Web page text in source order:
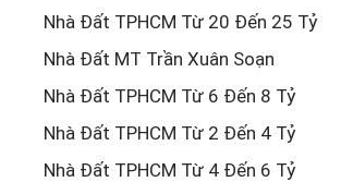
Nhà Đất TPHCM Từ 20 Đến 25 Tỷ
Nhà Đất MT Trần Xuân Soạn
Nhà Đất TPHCM Từ 6 Đến 8 Tỷ
Nhà Đất TPHCM Từ 2 Đến 4 Tỷ
Nhà Đất TPHCM Từ 4 Đến 6 Tỷ